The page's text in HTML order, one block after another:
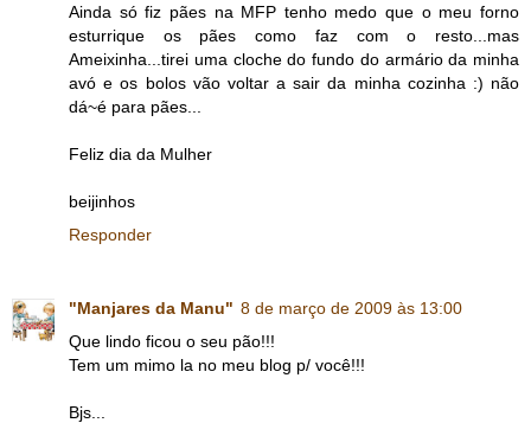
Ainda só fiz pães na MFP tenho medo que o meu forno
esturrique os pães como faz com o resto...mas
Ameixinha...tirei uma cloche do fundo do armário da minha
avó e os bolos vão voltar a sair da minha cozinha :) não
dá~é para pães...
Feliz dia da Mulher
beijinhos
Responder
"Manjares da Manu" 8 de março de 2009 às 13:00
Que lindo ficou o seu pão!!!
Tem um mimo la no meu blog p/ você!!!
Bjs...